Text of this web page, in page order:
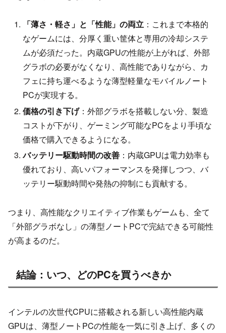
「薄さ・軽さ」と「性能」の両立 ：これまで本格的
なゲームには、分厚く重い筐体と専用の冷却システ
ムが必須だった。内蔵GPUの性能が上がれば、外部
グラボの必要がなくなり、高性能でありながら、カ
フェに持ち運べるような薄型軽量なモバイルノート
PCが実現する。
価格の引き下げ：外部グラボを搭載しない分、製造
コストが下がり、ゲーミング可能なPCをより手頃な
価格で購入できるようになる。
バッテリー駆動時間の改善 ：内蔵GPUは電力効率も
優れており、高いパフォーマンスを発揮しつつ、バ
ッテリー駆動時間や発熱の抑制にも貢献する。
つまり、高性能なクリエイティブ作業もゲームも、全て
「外部グラボなし」の薄型ノートPCで完結できる可能性
が高まるのだ。
結論：いつ、どのPCを買うべきか
インテルの次世代CPUに搭載される新しい高性能内蔵
GPUは、薄型ノートPCの性能を一気に引き上げ、多くの